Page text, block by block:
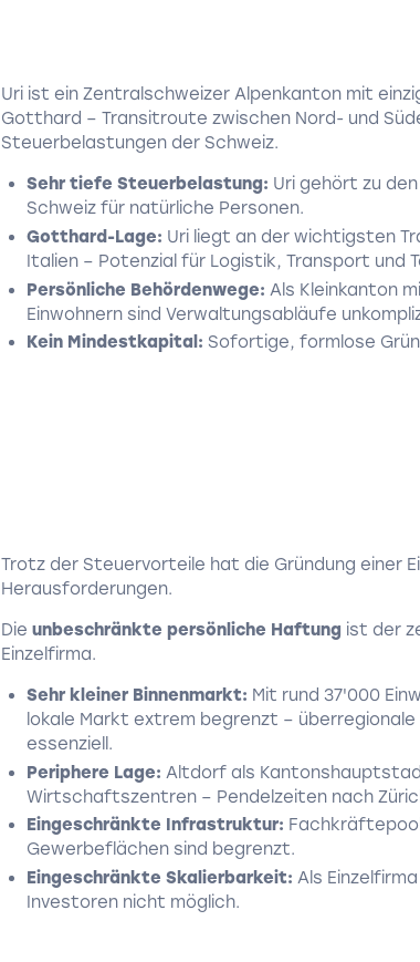
Uri ist ein Zentralschweizer Alpenkanton mit
Gotthard – Transitroute zwischen Nord- und
Steuerbelastungen der Schweiz.
Sehr tiefe Steuerbelastung: Uri gehört zu
Schweiz für natürliche Personen.
Gotthard-Lage: Uri liegt an der wichtigsten
Italien – Potenzial für Logistik, Transport und
Persönliche Behördenwege: Als Kleinkanton
Einwohnern sind Verwaltungsabläufe
Kein Mindestkapital: Sofortige, formlose
Trotz der Steuervorteile hat die Gründung einer
Herausforderungen.
Dieunbeschränkte persönliche Haftung ist der
Einzelfirma.
Sehr kleiner Binnenmarkt: Mit rund 37'000
lokale Markt extrem begrenzt –
essenziell.
Periphere Lage: Altdorf als
Wirtschaftszentren – Pendelzeiten nach
Eingeschränkte Infrastruktur:
Gewerbeflächen sind begrenzt.
Eingeschränkte Skalierbarkeit: Als
Investoren nicht möglich.